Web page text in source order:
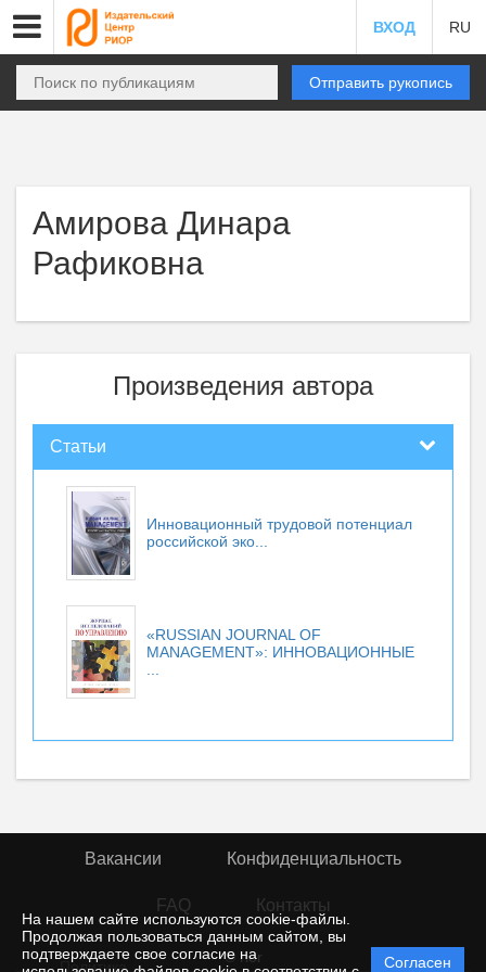
На нашем сайте используются cookie-файлы.
Продолжая пользоваться данным сайтом, вы
подтверждаете свое согласие на
Согласен
ВХОД RU
Отправить рукопись
Амирова Динара
Рафиковна
Произведения автора
Статьи
Инновационный трудовой потенциал
российской эко...
«RUSSIAN JOURNAL OF
MANAGEMENT»: ИННОВАЦИОННЫЕ
Вакансии Конфиденциальность
FAQ Контакты
© rior
Политика